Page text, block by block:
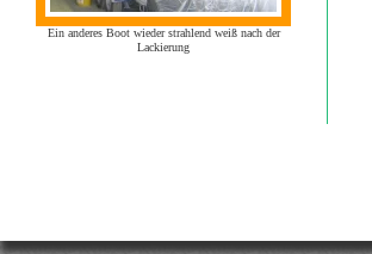
Ein anderes Boot wieder strahlend weiß nach der
Lackierung